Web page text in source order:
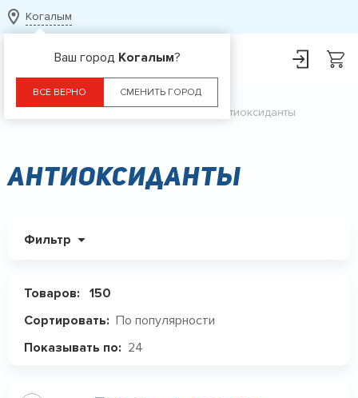
Когалым
Ваш город Когалым?
ВСЕ ВЕРНО СМЕНИТЬ ГОРОД
Антиоксиданты
Антиоксиданты
Фильтр
Товаров:
150
Сортировать: По популярности
Показывать по: 24